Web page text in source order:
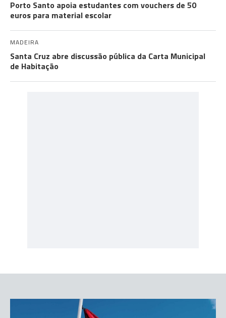
Porto Santo apoia estudantes com vouchers de 50
euros para material escolar
MADEIRA
Santa Cruz abre discussão pública da Carta Municipal
de Habitação